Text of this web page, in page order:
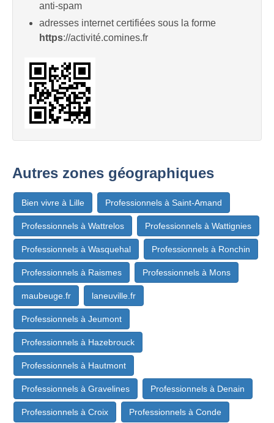
anti-spam
adresses internet certifiées sous la forme
https://activité.comines.fr
Autres zones géographiques
Bien vivre à Lille Professionnels à Saint-Amand
Professionnels à Wattrelos Professionnels à Wattignies
Professionnels à Wasquehal Professionnels à Ronchin
Professionnels à Raismes Professionnels à Mons
maubeuge.fr laneuville.fr
Professionnels à Jeumont
Professionnels à Hazebrouck
Professionnels à Hautmont
Professionnels à Gravelines Professionnels à Denain
Professionnels à Croix Professionnels à Conde